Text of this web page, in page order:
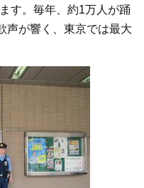
す。毎年、約1万人が踊
声が響く、東京では最大